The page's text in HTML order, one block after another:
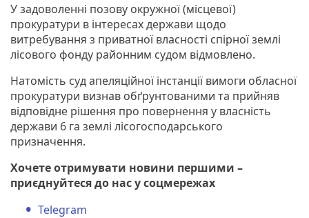
У задоволенні позову окружної (місцевої)
прокуратури в інтересах держави щодо
витребування з приватної власності спірної землі
лісового фонду районним судом відмовлено.
Натомість суд апеляційної інстанції вимоги обласної
прокуратури визнав обґрунтованими та прийняв
відповідне рішення про повернення у власність
держави 6 га землі лісогосподарського
призначення.
Хочете отримувати новини першими –
приєднуйтеся до нас у соцмережах
Telegram